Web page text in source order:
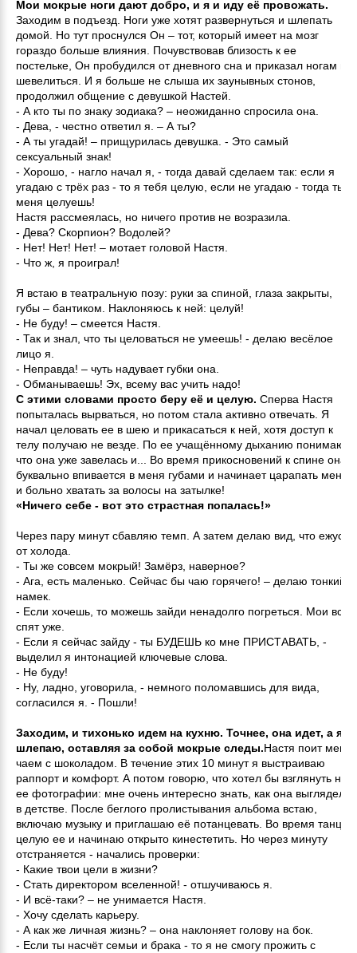
Мои мокрые ноги дают добро, и я и иду её провожать.
Заходим в подъезд. Ноги уже хотят развернуться и шлепать
домой. Но тут проснулся Он – тот, который имеет на мозг
гораздо больше влияния. Почувствовав близость к ее
постельке, Он пробудился от дневного сна и приказал ногам не
шевелиться. И я больше не слыша их заунывных стонов,
продолжил общение с девушкой Настей.
- А кто ты по знаку зодиака? – неожиданно спросила она.
- Дева, - честно ответил я. – А ты?
- А ты угадай! – прищурилась девушка. - Это самый
сексуальный знак!
- Хорошо, - нагло начал я, - тогда давай сделаем так: если я
угадаю с трёх раз - то я тебя целую, если не угадаю - тогда ты
меня целуешь!
Настя рассмеялась, но ничего против не возразила.
- Дева? Скорпион? Водолей?
- Нет! Нет! Нет! – мотает головой Настя.
- Что ж, я проиграл!
Я встаю в театральную позу: руки за спиной, глаза закрыты,
губы – бантиком. Наклоняюсь к ней: целуй!
- Не буду! – смеется Настя.
- Так и знал, что ты целоваться не умеешь! - делаю весёлое
лицо я.
- Неправда! – чуть надувает губки она.
- Обманываешь! Эх, всему вас учить надо!
С этими словами просто беру её и целую. Сперва Настя
попыталась вырваться, но потом стала активно отвечать. Я
начал целовать ее в шею и прикасаться к ней, хотя доступ к
телу получаю не везде. По ее учащённому дыханию понимаю,
что она уже завелась и... Во время прикосновений к спине она
буквально впивается в меня губами и начинает царапать меня
и больно хватать за волосы на затылке!
«Ничего себе - вот это страстная попалась!»
Через пару минут сбавляю темп. А затем делаю вид, что ежусь
от холода.
- Ты же совсем мокрый! Замёрз, наверное?
- Ага, есть маленько. Сейчас бы чаю горячего! – делаю тонкий
намек.
- Если хочешь, то можешь зайди ненадолго погреться. Мои все
спят уже.
- Если я сейчас зайду - ты БУДЕШЬ ко мне ПРИСТАВАТЬ, -
выделил я интонацией ключевые слова.
- Не буду!
- Ну, ладно, уговорила, - немного поломавшись для вида,
согласился я. - Пошли!
Заходим, и тихонько идем на кухню. Точнее, она идет, а я
шлепаю, оставляя за собой мокрые следы.Настя поит меня
чаем с шоколадом. В течение этих 10 минут я выстраиваю
раппорт и комфорт. А потом говорю, что хотел бы взглянуть на
ее фотографии: мне очень интересно знать, как она выглядела
в детстве. После беглого пролистывания альбома встаю,
включаю музыку и приглашаю её потанцевать. Во время танца
целую ее и начинаю открыто кинестетить. Но через минуту
отстраняется - начались проверки:
- Какие твои цели в жизни?
- Стать директором вселенной! - отшучиваюсь я.
- И всё-таки? – не унимается Настя.
- Хочу сделать карьеру.
- А как же личная жизнь? – она наклоняет голову на бок.
- Если ты насчёт семьи и брака - то я не смогу прожить с